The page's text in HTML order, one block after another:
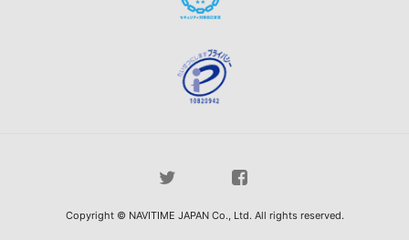
Copyright © NAVITIME JAPAN Co., Ltd. All rights reserved.